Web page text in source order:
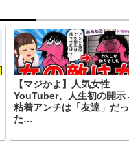
【マジかよ】人気女性
YouTuber、人生初の開
粘着アンチは「友達」だっ
た…